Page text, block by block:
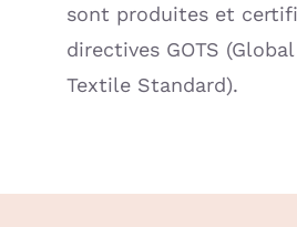
sont produites et
directives GOTS
Textile Standard).